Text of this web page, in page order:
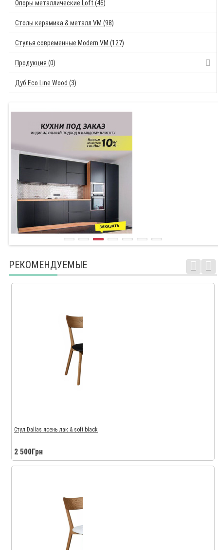
Опоры металлические Loft (46)
Столы керамика & металл VM (98)
Стулья современные Modern VM (127)
Продукция (0)
Дуб Eco Line Wood (3)
РЕКОМЕНДУЕМЫЕ
Стул Dallas ясень лак & soft black
2 500Грн